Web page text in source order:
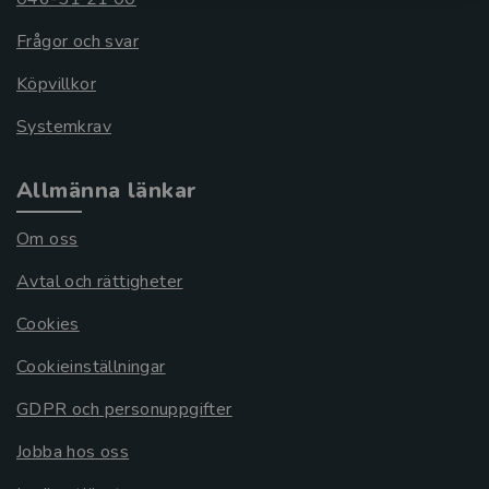
Frågor och svar
Köpvillkor
Systemkrav
Allmänna länkar
Om oss
Avtal och rättigheter
Cookies
Cookieinställningar
GDPR och personuppgifter
Jobba hos oss